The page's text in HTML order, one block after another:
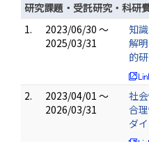
研究課題・受託研究・科研
1.
2023/06/30 ～
2025/03/31
知
解
的
2.
2023/04/01 ～
2026/03/31
社
合
ダ